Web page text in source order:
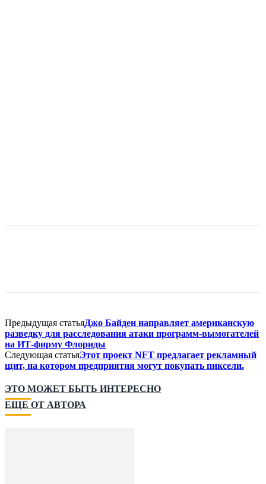
Предыдущая статьяДжо Байден направляет американскую
разведку для расследования атаки программ-вымогателей
на ИТ-фирму Флориды
Следующая статьяЭтот проект NFT предлагает рекламный
щит, на котором предприятия могут покупать пиксели.
ЭТО МОЖЕТ БЫТЬ ИНТЕРЕСНО
ЕЩЕ ОТ АВТОРА